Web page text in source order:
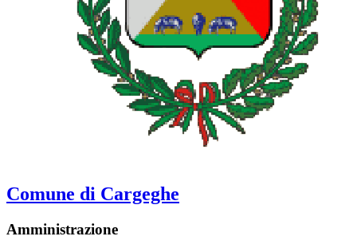
Comune di Cargeghe
Amministrazione